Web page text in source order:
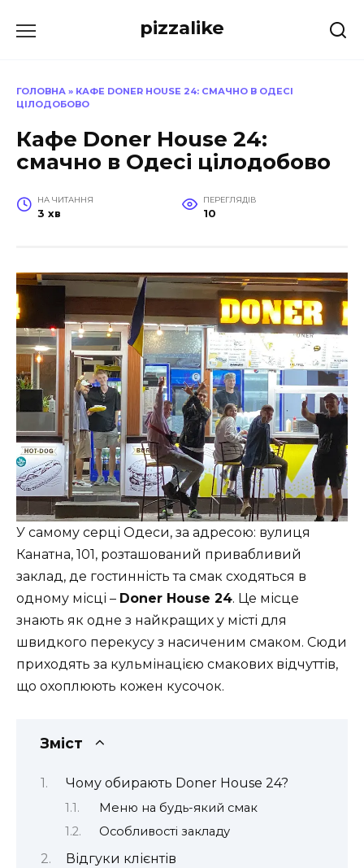
до
pizzalike
ГОЛОВНА » КАФЕ DONER HOUSE 24: СМАЧНО В ОДЕСІ
ЦІЛОДОБОВО
Кафе Doner House 24:
смачно в Одесі цілодобово
НА ЧИТАННЯ
3 хв
ПЕРЕГЛЯДІВ
10
У самому серці Одеси, за адресою: вулиця
Канатна, 101, розташований привабливий
заклад, де гостинність та смак сходяться в
одному місці – Doner House 24. Це місце
знають як одне з найкращих у місті для
швидкого перекусу з насиченим смаком. Сюди
приходять за кульмінацією смакових відчуттів,
що охоплюють кожен кусочок.
Зміст
Чому обирають Doner House 24?
Меню на будь-який смак
Особливості закладу
Відгуки клієнтів